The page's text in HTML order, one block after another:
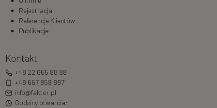
Rejestracja
Referencje Klientów
Publikacje
Kontakt
+48 22 665 88 88
+48 667 858 887
info@faktor.pl
Godziny otwarcia: